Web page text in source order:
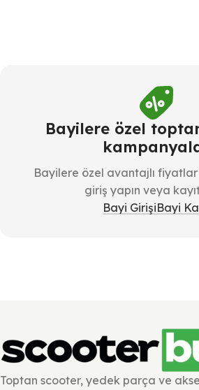
Bayilere özel
Bayilere özel avantajlı fiyatlar
giriş yapın veya
Bayi GirişiBayi
Toptan scooter, yedek parça ve